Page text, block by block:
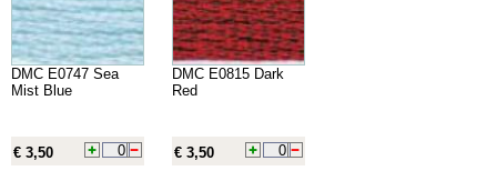
DMC E0747 Sea
Mist Blue
€ 3,50
DMC E0815 Dark
Red
€ 3,50